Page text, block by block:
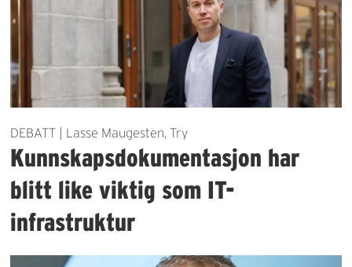
DEBATT | Lasse Maugesten, Try
Kunnskapsdokumentasjon har
blitt like viktig som IT-
infrastruktur